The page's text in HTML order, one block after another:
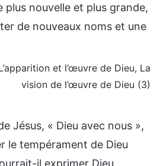
nouvelle et plus grande,
de nouveaux noms et une
et l’œuvre de Dieu, La
vision de l’œuvre de Dieu (3)
Jésus, « Dieu avec nous »,
le tempérament de Dieu
il exprimer Dieu